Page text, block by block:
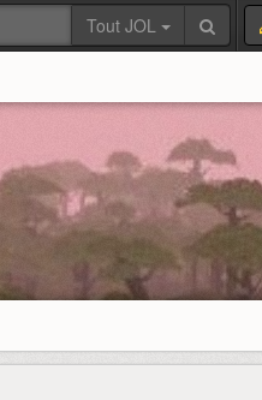
Tout JOL